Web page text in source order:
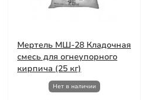
Мертель МШ-28 Кладочная
смесь для огнеупорного
кирпича (25 кг)
Нет в наличии